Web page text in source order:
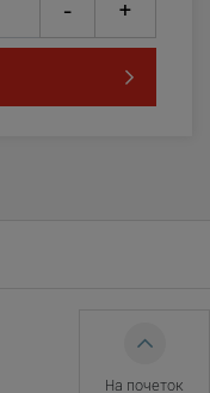
- +
На почеток